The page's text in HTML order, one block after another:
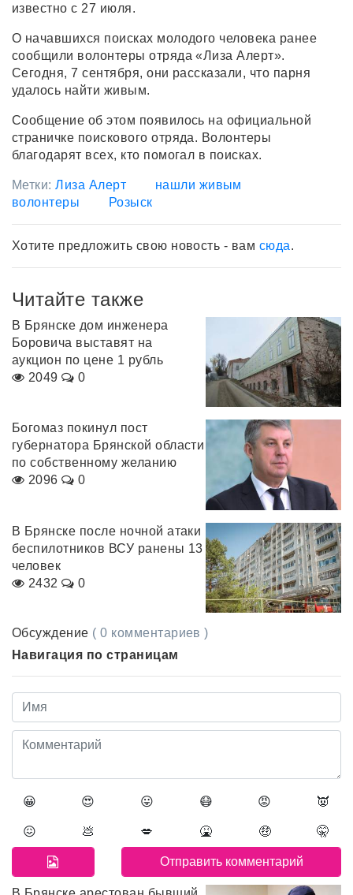
известно с 27 июля.
О начавшихся поисках молодого человека ранее
сообщили волонтеры отряда «Лиза Алерт».
Сегодня, 7 сентября, они рассказали, что парня
удалось найти живым.
Сообщение об этом появилось на официальной
страничке поискового отряда. Волонтеры
благодарят всех, кто помогал в поисках.
Метки:Лиза Алерт
нашли живым
волонтеры
Розыск
Хотите предложить свою новость - вам сюда.
Читайте также
В Брянске дом инженера
Боровича выставят на
аукцион по цене 1 рубль
2049
0
Богомаз покинул пост
губернатора Брянской области
по собственному желанию
2096
0
В Брянске после ночной атаки
беспилотников ВСУ ранены 13
человек
2432
0
Обсуждение ( 0 комментариев )
Навигация по страницам
😀 😍 😛 😷 😡 👿
😖 💩 💋 🤮 🤑 🤫